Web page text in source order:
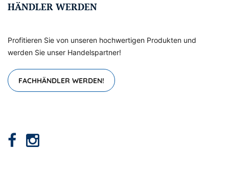
HÄNDLER WERDEN
Profitieren Sie von unseren hochwertigen Produkten und
werden Sie unser Handelspartner!
FACHHÄNDLER WERDEN!